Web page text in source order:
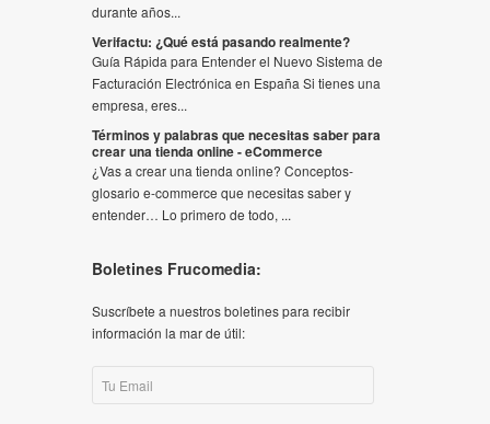
durante años...
Verifactu: ¿Qué está pasando realmente?
Guía Rápida para Entender el Nuevo Sistema de
Facturación Electrónica en España Si tienes una
empresa, eres...
Términos y palabras que necesitas saber para
crear una tienda online - eCommerce
¿Vas a crear una tienda online? Conceptos-
glosario e-commerce que necesitas saber y
entender… Lo primero de todo, ...
Boletines Frucomedia:
Suscríbete a nuestros boletines para recibir
información la mar de útil: